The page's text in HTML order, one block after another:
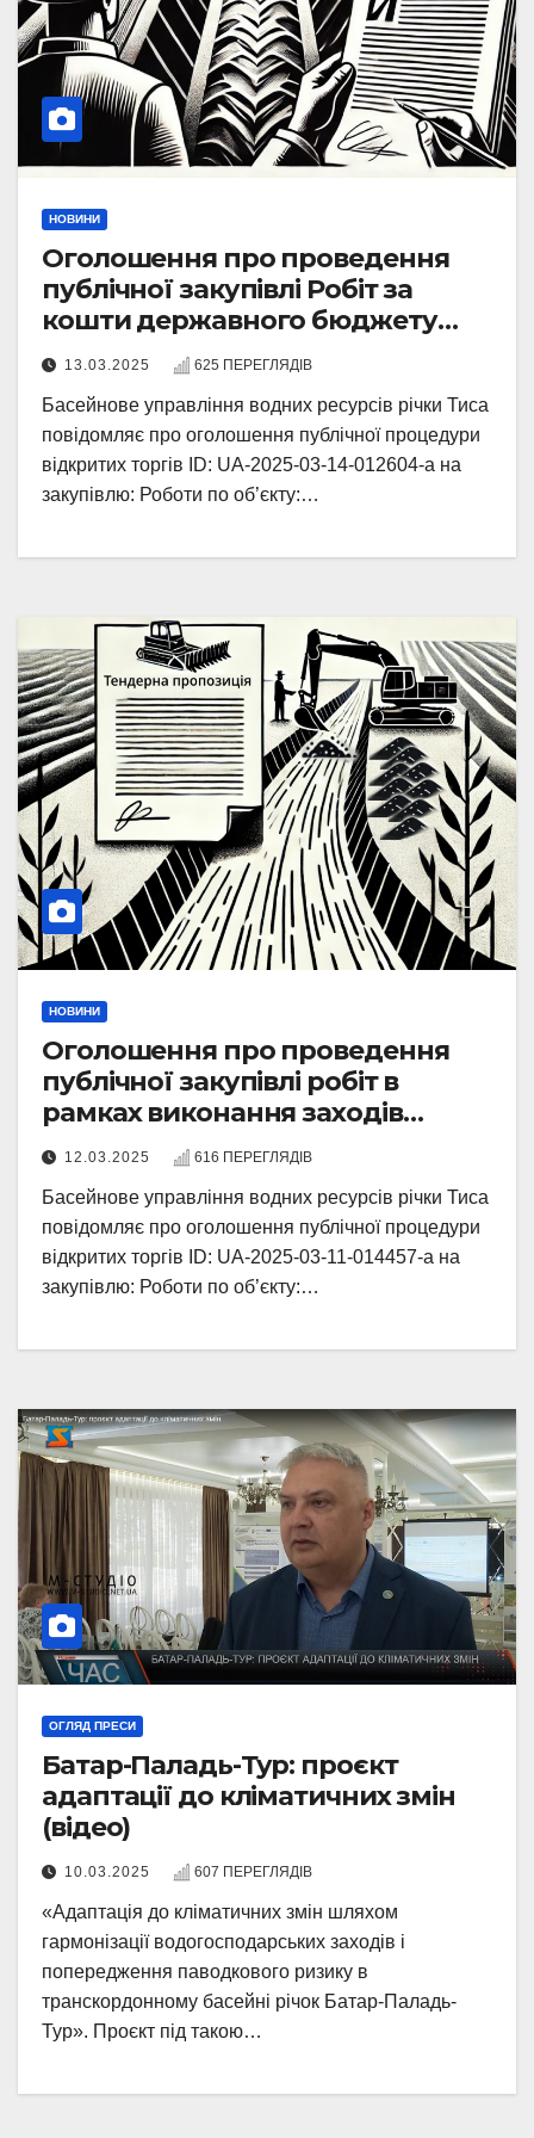
НОВИНИ
Оголошення про проведення
публічної закупівлі Робіт за
кошти державного бюджету
України, у якості дольової участі
української сторони у
співфінансуванні заходів
Проєкту «AdaptWater»
13.03.2025 625 ПЕРЕГЛЯДІВ
Басейнове управління водних ресурсів річки Тиса
повідомляє про оголошення публічної процедури
відкритих торгів ID: UA-2025-03-14-012604-a на
закупівлю: Роботи по об’єкту:…
НОВИНИ
Оголошення про проведення
публічної закупівлі робіт в
рамках виконання заходів
проєкту AdaptWater
12.03.2025 616 ПЕРЕГЛЯДІВ
Басейнове управління водних ресурсів річки Тиса
повідомляє про оголошення публічної процедури
відкритих торгів ID: UA-2025-03-11-014457-a на
закупівлю: Роботи по об’єкту:…
ОГЛЯД ПРЕСИ
Батар-Паладь-Тур: проєкт
адаптації до кліматичних змін
(відео)
10.03.2025 607 ПЕРЕГЛЯДІВ
«Адаптація до кліматичних змін шляхом
гармонізації водогосподарських заходів і
попередження паводкового ризику в
транскордонному басейні річок Батар-Паладь-
Тур». Проєкт під такою…